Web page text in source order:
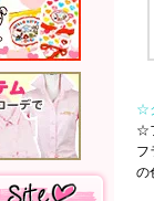
☆
☆
フ
の